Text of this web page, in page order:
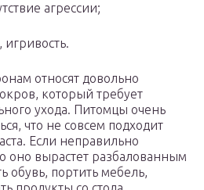
агрессии;
относят довольно
который требует
ухода. Питомцы очень
что не совсем подходит
Если неправильно
оно вырастет разбалованным
обувь, портить мебель,